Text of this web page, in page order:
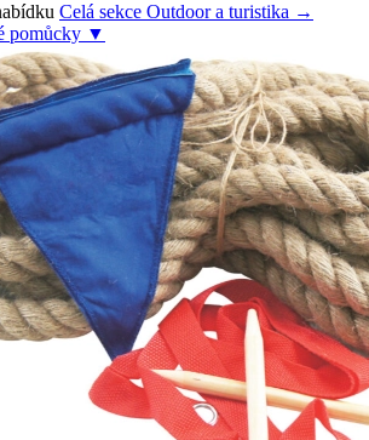
Celá sekce Outdoor a turistika →
pomůcky ▼